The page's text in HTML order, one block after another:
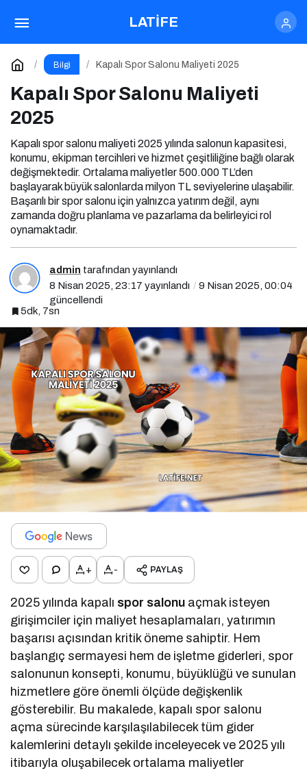
LATİFE
Bilgi Kapalı Spor Salonu Maliyeti 2025
Kapalı Spor Salonu Maliyeti
2025
Kapalı spor salonu maliyeti 2025 yılında salonun kapasitesi,
konumu, ekipman tercihleri ve hizmet çeşitliliğine bağlı olarak
değişmektedir. Ortalama maliyetler 500.000 TL’den
başlayarak büyük salonlarda milyon TL seviyelerine ulaşabilir.
Başarılı bir spor salonu için yalnızca yatırım değil, aynı
zamanda doğru planlama ve pazarlama da belirleyici rol
oynamaktadır.
admin tarafından yayınlandı
8 Nisan 2025, 23:17 yayınlandı
9 Nisan 2025, 00:04
güncellendi
5dk, 7sn
+ - PAYLAŞ
2025 yılında kapalı spor salonu açmak isteyen
girişimciler için maliyet hesaplamaları, yatırımın
başarısı açısından kritik öneme sahiptir. Hem
başlangıç sermayesi hem de işletme giderleri, spor
salonunun konsepti, konumu, büyüklüğü ve sunulan
hizmetlere göre önemli ölçüde değişkenlik
gösterebilir. Bu makalede, kapalı spor salonu
açma sürecinde karşılaşılabilecek tüm gider
kalemlerini detaylı şekilde inceleyecek ve 2025 yılı
itibarıyla oluşabilecek ortalama maliyetler
İngilizcede Şizofren Nedir?
Yorum Yap